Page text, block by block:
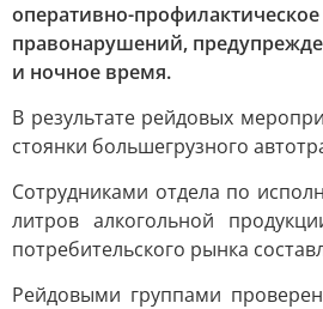
оперативно-
правонарушений,
и ночное время.
В результате рейдовых
стоянки большегрузного
Сотрудниками отдела по
литров алкогольной
потребительского рынка
Рейдовыми группами